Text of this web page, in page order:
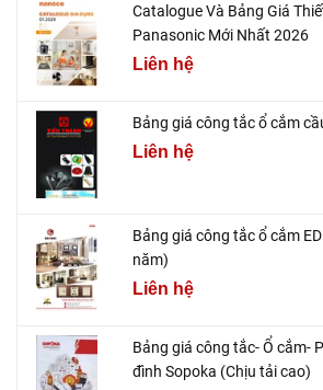
Catalogue Và Bảng Giá
Panasonic Mới Nhất 2026
Liên hệ
Bảng giá công tắc ổ cắm
Liên hệ
Bảng giá công tắc ổ cắm
năm)
Liên hệ
Bảng giá công tắc- Ổ cắm-
đình Sopoka (Chịu tải cao)